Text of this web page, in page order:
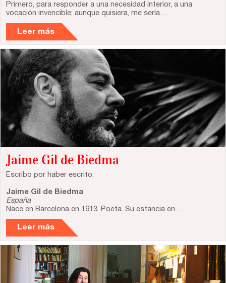
Primero, para responder a una necesidad interior, a una
vocación invencible; aunque quisiera, me sería…
Leer más
Jaime Gil de Biedma
Escribo por haber escrito.
Jaime Gil de Biedma
España
Nace en Barcelona en 1913. Poeta. Su estancia en…
Leer más